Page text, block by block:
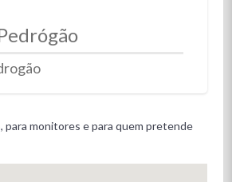
para monitores e para quem pretende